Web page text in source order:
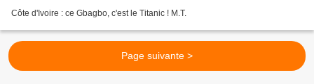
Côte d'Ivoire : ce Gbagbo, c'est le Titanic ! M.T.
Page suivante >